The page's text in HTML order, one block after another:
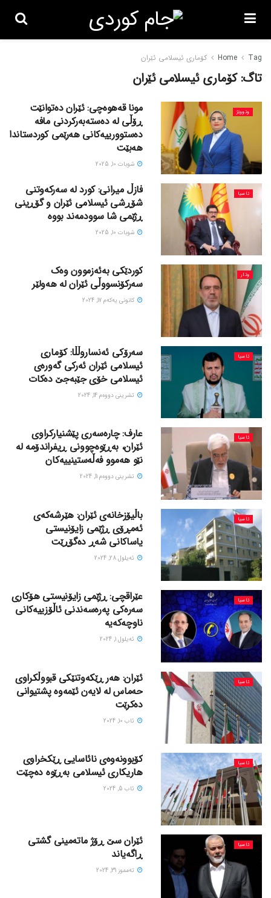
Home Tag کۆماری ئیسلامی ئێران
تاگ:کۆماری ئیسلامی ئێران
وتووێژ
مونا قەهوەچی: ئێران دەتوانێت
ڕۆڵی لە دەستەبەرکردنی مافە
دەستوورییەکانی هەرێمی کوردستاندا
هەبێت
شوبات 10, 2025
ئاسیا
فازڵ میرانی: کورد لە سەرکەوتنی
شۆڕشی ئیسلامی ئێران و گۆڕینی
ڕژێمی شا سوودمەند بووە
شوبات 10, 2025
وتار
کوردێکی بەئەزموون وەک
سەرکۆنسووڵی ئێران لە هەولێر
كانونی یه‌كه‌م 17, 2024
ئاسیا
سەرۆکی ئەنساروڵڵا: کۆماری
ئیسلامی ئێران ئەرکی گەورەی
ئیسلامی خۆی جێبەجێ دەکات
تشرینی دووه‌م 14, 2024
ئاسیا
عارف: چارەسەری پێشنیارکراوی
ئێران، بەڕێوەچوونی ڕیفراندۆمە لە
نێو هەموو فەڵەستینییەکان
تشرینی دووه‌م 11, 2024
ئاسیا
باڵیۆزخانەی ئێران: هێرشەکەی
ئەمڕۆی ڕژێمی زایۆنیستی
یاساکانی شەڕ دەگۆڕێت
ئه‌یلول 28, 2024
ئاسیا
عێراقچی: ڕژێمی زایۆنیستی هۆکاری
سەرەکی پەرەسەندنی ئاڵۆزییەکانی
ناوچەکەیە
ئه‌یلول 1, 2024
ئاسیا
ئێران: هەر ڕێکەوتنێکی قبووڵکراوی
حەماس لە لایەن ئێمەوە پشتیوانی
دەکرێت
ئاب 10, 2024
ئاسیا
کۆبوونەوەی نائاسایی ڕێکخراوی
هاریکاری ئیسلامی بەڕێوە دەچێت
ئاب 5, 2024
ئاسیا
ئێران سێ ڕۆژ ماتەمینی گشتی
ڕاگەیاند
ته‌مموز 31, 2024